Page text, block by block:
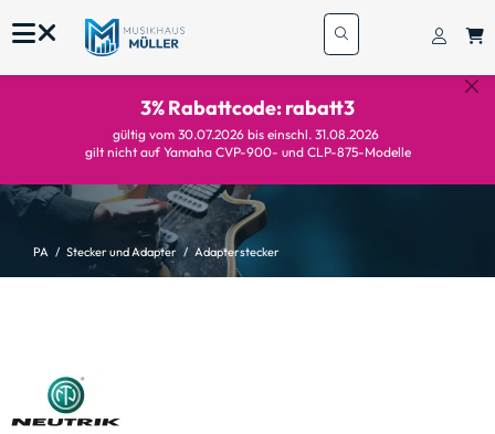
3% Rabattcode: rabatt3
gültig vom 30.07.2026 bis einschl. 31.08.2026
gilt nicht auf Yamaha CVP-900- und CLP-875-Modelle
PA Stecker und Adapter Adapterstecker